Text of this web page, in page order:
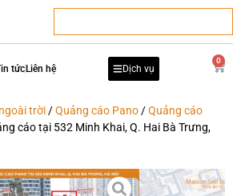
tức Liên hệ Dịch vụ
0
trời /Quảng cáo Pano /Quảng cáo
cáo tại 532 Minh Khai, Q. Hai Bà Trưng,